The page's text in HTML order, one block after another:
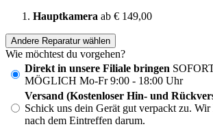
Hauptkamera ab € 149,00
Andere Reparatur wählen
Wie möchtest du vorgehen?
Direkt in unsere Filiale bringen
MÖGLICH Mo-Fr 9:00 - 18:00 Uhr
Versand (Kostenloser Hin- und
Schick uns dein Gerät gut verpackt zu.
nach dem Eintreffen darum.